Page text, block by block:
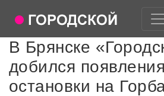
В Брянске
добился
остановки на